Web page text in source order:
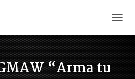
“Arma tu